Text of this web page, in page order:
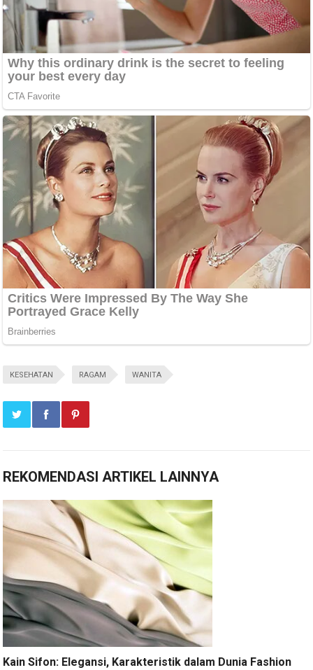
KESEHATAN RAGAM WANITA
REKOMENDASI ARTIKEL LAINNYA
Kain Sifon: Elegansi, Karakteristik dalam Dunia Fashion